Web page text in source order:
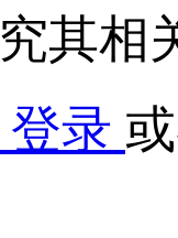
其相
登录